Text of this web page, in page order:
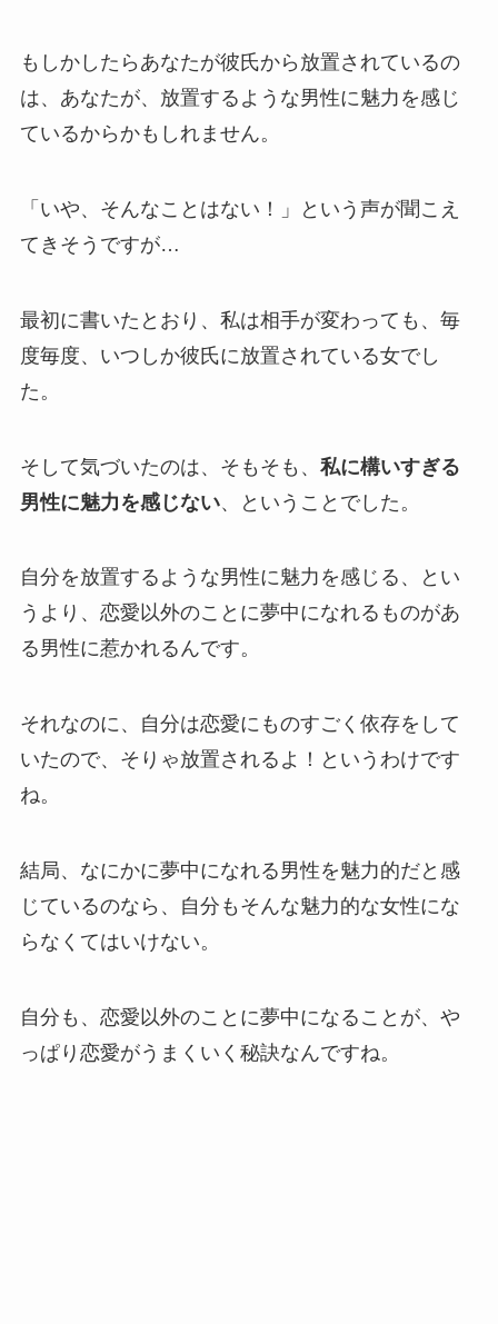
もしかしたらあなたが彼氏から放置されているの
は、あなたが、放置するような男性に魅力を感じ
ているからかもしれません。
「いや、そんなことはない！」という声が聞こえ
てきそうですが…
最初に書いたとおり、私は相手が変わっても、毎
度毎度、いつしか彼氏に放置されている女でし
た。
そして気づいたのは、そもそも、 私に構いすぎる
男性に魅力を感じない、ということでした。
自分を放置するような男性に魅力を感じる、とい
うより、恋愛以外のことに夢中になれるものがあ
る男性に惹かれるんです。
それなのに、自分は恋愛にものすごく依存をして
いたので、そりゃ放置されるよ！というわけです
ね。
結局、なにかに夢中になれる男性を魅力的だと感
じているのなら、自分もそんな魅力的な女性にな
らなくてはいけない。
自分も、恋愛以外のことに夢中になることが、や
っぱり恋愛がうまくいく秘訣なんですね。